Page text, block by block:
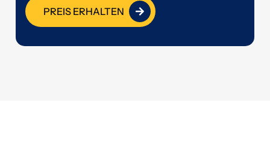
i
n
PREIS ERHALTEN